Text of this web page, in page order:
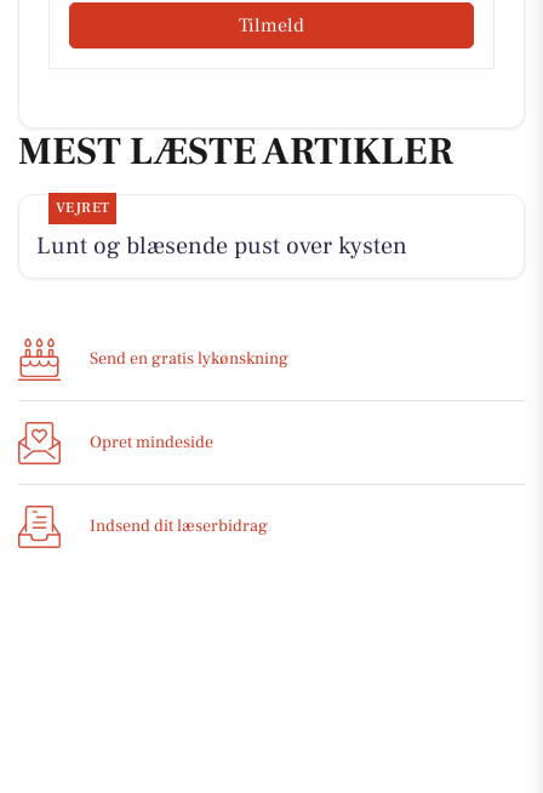
Tilmeld
MEST LÆSTE ARTIKLER
VEJRET
Lunt og blæsende pust over kysten
Send en gratis lykønskning
Opret mindeside
Indsend dit læserbidrag